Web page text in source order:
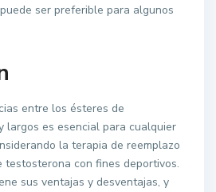
ser preferible para algunos
entre los ésteres de
largos es esencial para cualquier
la terapia de reemplazo
testosterona con fines deportivos.
sus ventajas y desventajas, y